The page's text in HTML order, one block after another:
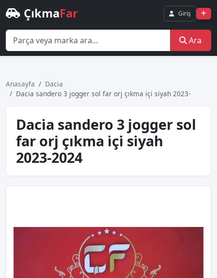
ÇıkmaFar Giriş
Ara
Anasayfa
Dacia
Daci̇a sandero 3 jogger sol far orj çıkma i̇çi̇ si̇yah 2023-
Daci̇a sandero 3 jogger sol
far orj çıkma i̇çi̇ si̇yah
2023-2024